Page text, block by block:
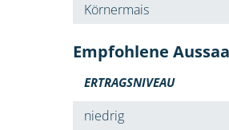
Körnermais
Empfohlene
ERTRAGSNIVEAU
niedrig